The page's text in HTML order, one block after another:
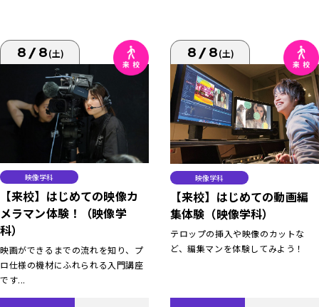
8/8(土)
映像学科
【来校】はじめての映像カ
メラマン体験！（映像学
科）
映画ができるまでの流れを知り、プ
ロ仕様の機材にふれられる入門講座
です...
8/8(土)
映像学科
【来校】はじめての動画編
集体験（映像学科）
テロップの挿入や映像のカットな
ど、編集マンを体験してみよう！